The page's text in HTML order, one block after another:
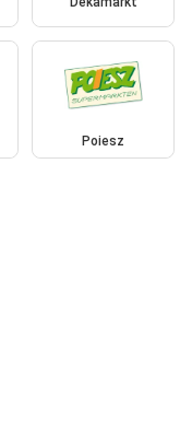
Poiesz